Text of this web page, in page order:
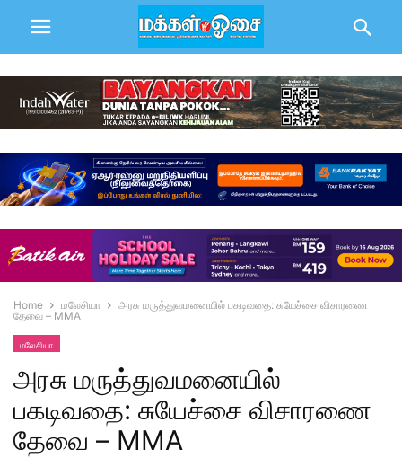
Home மலேசியா
அரசு மருத்துவமனையில் பகடிவதை: சுயேச்சை விசாரணை
தேவை – MMA
மலேசியா
அரசு மருத்துவமனையில்
பகடிவதை: சுயேச்சை விசாரணை
தேவை – MMA